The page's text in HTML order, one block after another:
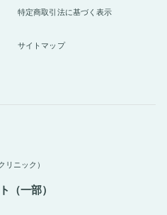
特定商取引法に基づく表示
サイトマップ
リニック）
（一部）